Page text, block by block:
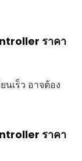
ราคา
เร็ว อาจต้อง
ราคา